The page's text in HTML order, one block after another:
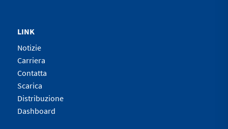
LINK
Notizie
Carriera
Contatta
Scarica
Distribuzione
Dashboard